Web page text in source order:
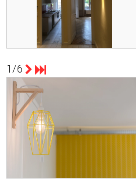
RÉNOVE TRAVAUX DE JANVIER 2017
A MARS 2017
1/6
count(page_images)1
CHANTIER RÉALISÉ DE FÉVRIER A
AVRIL 2016